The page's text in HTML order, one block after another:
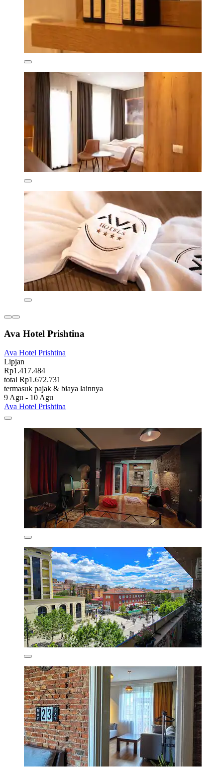
Ava Hotel Prishtina
Ava Hotel Prishtina
Lipjan
Rp1.417.484
total Rp1.672.731
termasuk pajak & biaya lainnya
9 Agu - 10 Agu
Ava Hotel Prishtina